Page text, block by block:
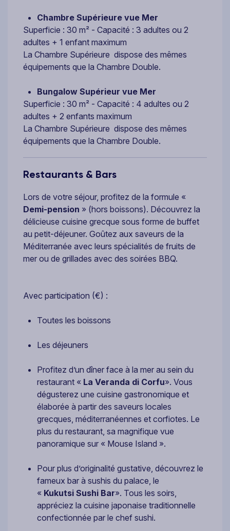
Chambre Supérieure vue Mer
Superficie : 30 m² - Capacité : 3 adultes ou 2
adultes + 1 enfant maximum
La Chambre Supérieure dispose des mêmes
équipements que la Chambre Double.
Bungalow Supérieur vue Mer
Superficie : 30 m² - Capacité : 4 adultes ou 2
adultes + 2 enfants maximum
La Chambre Supérieure dispose des mêmes
équipements que la Chambre Double.
Restaurants & Bars
Lors de votre séjour, profitez de la formule «
Demi-pension » (hors boissons). Découvrez la
délicieuse cuisine grecque sous forme de buffet
au petit-déjeuner. Goûtez aux saveurs de la
Méditerranée avec leurs spécialités de fruits de
mer ou de grillades avec des soirées BBQ.
Avec participation (€) :
Toutes les boissons
Les déjeuners
Profitez d’un dîner face à la mer au sein du
restaurant « La Veranda di Corfu». Vous
dégusterez une cuisine gastronomique et
élaborée à partir des saveurs locales
grecques, méditerranéennes et corfiotes. Le
plus du restaurant, sa magnifique vue
panoramique sur « Mouse Island ».
Pour plus d’originalité gustative, découvrez le
fameux bar à sushis du palace, le
« Kukutsi Sushi Bar». Tous les soirs,
appréciez la cuisine japonaise traditionnelle
confectionnée par le chef sushi.